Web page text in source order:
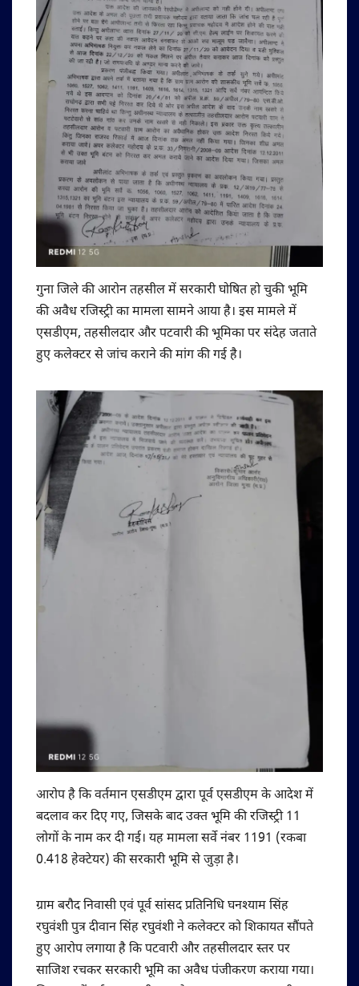
गुना जिले की आरोन तहसील में सरकारी घोषित हो चुकी भूमि
की अवैध रजिस्ट्री का मामला सामने आया है। इस मामले में
एसडीएम, तहसीलदार और पटवारी की भूमिका पर संदेह जताते
हुए कलेक्टर से जांच कराने की मांग की गई है।
आरोप है कि वर्तमान एसडीएम द्वारा पूर्व एसडीएम के आदेश में
बदलाव कर दिए गए, जिसके बाद उक्त भूमि की रजिस्ट्री 11
लोगों के नाम कर दी गई। यह मामला सर्वे नंबर 1191 (रकबा
0.418 हेक्टेयर) की सरकारी भूमि से जुड़ा है।
ग्राम बरौद निवासी एवं पूर्व सांसद प्रतिनिधि घनश्याम सिंह
रघुवंशी पुत्र दीवान सिंह रघुवंशी ने कलेक्टर को शिकायत सौंपते
हुए आरोप लगाया है कि पटवारी और तहसीलदार स्तर पर
साजिश रचकर सरकारी भूमि का अवैध पंजीकरण कराया गया।